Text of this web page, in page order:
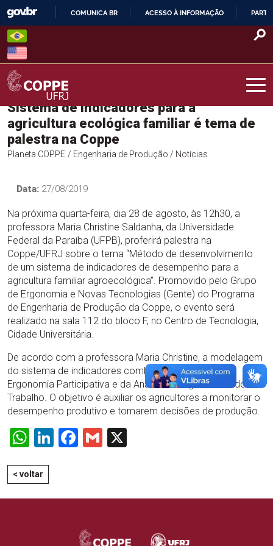
Skip
content
O
COMUNICA BR ACESSO À INFORMAÇÃO
COPPE – UFRJ
Sistema de indicadores para a
agricultura ecológica familiar é tema de
palestra na Coppe
Planeta COPPE / Engenharia de Produção / Notícias
Data: 27/08/2019
Na próxima quarta-feira, dia 28 de agosto, às 12h30, a
professora Maria Christine Saldanha, da Universidade
Federal da Paraíba (UFPB), proferirá palestra na
Coppe/UFRJ sobre o tema “Método de desenvolvimento
de um sistema de indicadores de desempenho para a
agricultura familiar agroecológica”. Promovido pelo Grupo
de Ergonomia e Novas Tecnologias (Gente) do Programa
de Engenharia de Produção da Coppe, o evento será
realizado na sala 112 do bloco F, no Centro de Tecnologia,
Cidade Universitária.
De acordo com a professora Maria Christine, a modelagem
do sistema de indicadores combina os métodos da
Ergonomia Participativa e da Análise de Ergonômica do
Trabalho. O objetivo é auxiliar os agricultores a monitorar o
desempenho produtivo e tomarem decisões de produção.
WhatsApp
LinkedIn
Facebook
Gmail
< voltar